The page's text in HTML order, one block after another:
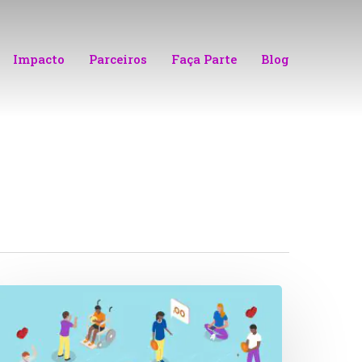
Impacto Parceiros Faça Parte Blog